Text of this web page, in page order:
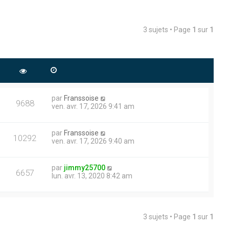
3 sujets • Page 1 sur 1
9688 par Franssoise
ven. avr. 17, 2026 9:41 am
10292 par Franssoise
ven. avr. 17, 2026 9:40 am
6657 par jimmy25700
lun. avr. 13, 2020 8:42 am
3 sujets • Page 1 sur 1